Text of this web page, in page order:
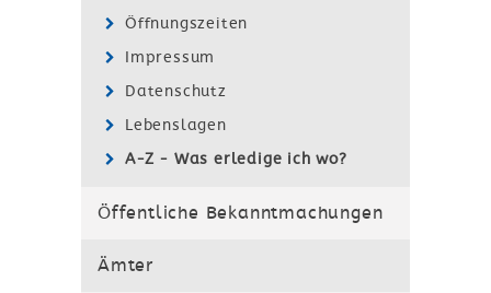
Öffnungszeiten
Impressum
Datenschutz
Lebenslagen
A-Z - Was erledige ich wo?
Öffentliche Bekanntmachungen
Ämter